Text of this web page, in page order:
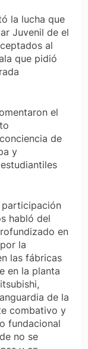
la lucha que
Juvenil de el
al
que pidió
el
de
y
participación
habló del
en
la
las fábricas
en la planta
de la
combativo y
fundacional
no se